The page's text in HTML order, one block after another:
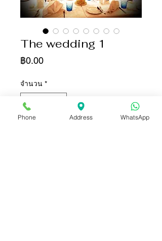
The wedding 1
฿0.00ราคา
จำนวน *
Phone Address WhatsApp